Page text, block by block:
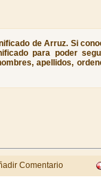
de Arruz. Si
para poder
apellidos,
Comentario